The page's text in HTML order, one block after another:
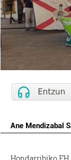
Ane Mendizabal
Hondarribiko